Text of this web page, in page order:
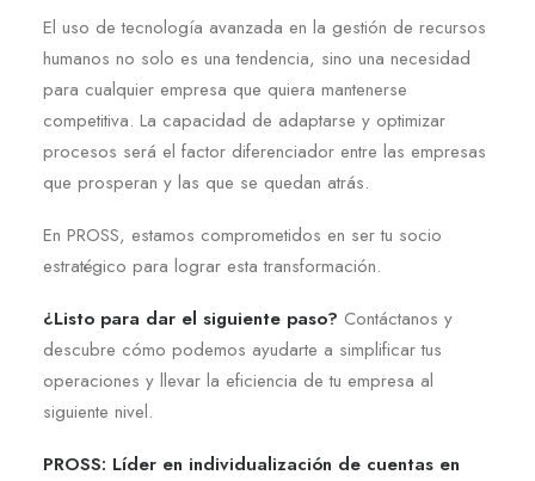
El uso de tecnología avanzada en la gestión de recursos
humanos no solo es una tendencia, sino una necesidad
para cualquier empresa que quiera mantenerse
competitiva. La capacidad de adaptarse y optimizar
procesos será el factor diferenciador entre las empresas
que prosperan y las que se quedan atrás.
En PROSS, estamos comprometidos en ser tu socio
estratégico para lograr esta transformación.
¿Listo para dar el siguiente paso? Contáctanos y
descubre cómo podemos ayudarte a simplificar tus
operaciones y llevar la eficiencia de tu empresa al
siguiente nivel.
PROSS: Líder en individualización de cuentas en